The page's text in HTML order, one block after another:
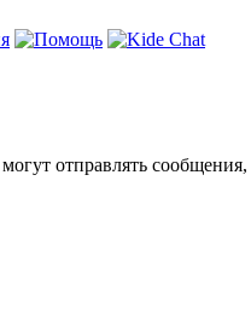
отправлять сообщения,